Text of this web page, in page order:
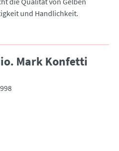
und Handlichkeit.
Mark Konfetti